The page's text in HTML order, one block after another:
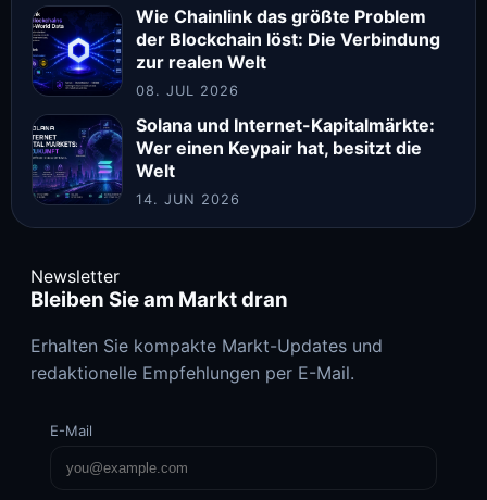
Wie Chainlink das größte Problem
der Blockchain löst: Die Verbindung
zur realen Welt
08. JUL 2026
Solana und Internet-Kapitalmärkte:
Wer einen Keypair hat, besitzt die
Welt
14. JUN 2026
Newsletter
Bleiben Sie am Markt dran
Erhalten Sie kompakte Markt-Updates und
redaktionelle Empfehlungen per E-Mail.
E-Mail